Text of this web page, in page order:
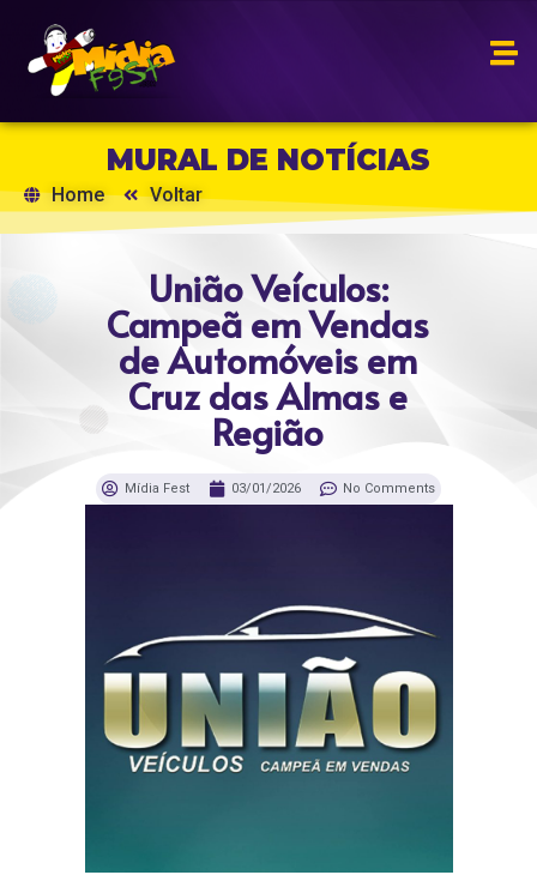
MURAL DE NOTÍCIAS
Home Voltar
União Veículos:
Campeã em Vendas
de Automóveis em
Cruz das Almas e
Região
Mídia Fest 03/01/2026 No Comments